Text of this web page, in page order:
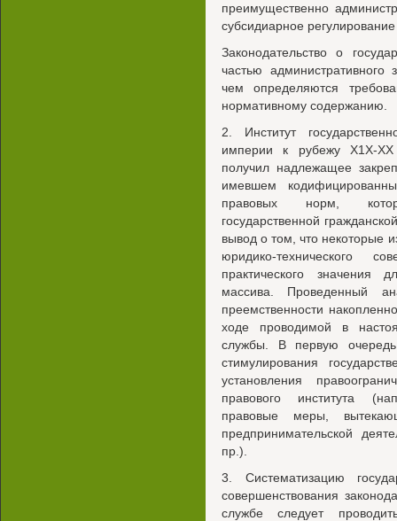
преимущественно
субсидиарное
Законодательство о
частью административного
чем определяются
нормативному содержанию.
2. Институт
империи к рубежу Х1Х-ХХ
получил надлежащее
имевшем
правовых норм,
государственной
вывод о том, что некоторые
юридико-технического
практического значения
массива. Проведенный
преемственности
ходе проводимой в
службы. В первую очередь
стимулирования
установления
правового института
правовые меры,
предпринимательской
пр.).
3. Систематизацию
совершенствования
службе следует